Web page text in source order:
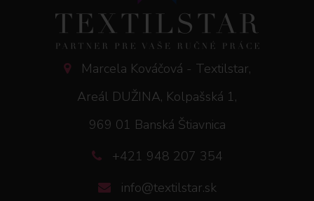
Marcela Kováčová - Textilstar,
Areál DUŽINA, Kolpašská 1,
969 01 Banská Štiavnica
+421 948 207 354
info@textilstar.sk